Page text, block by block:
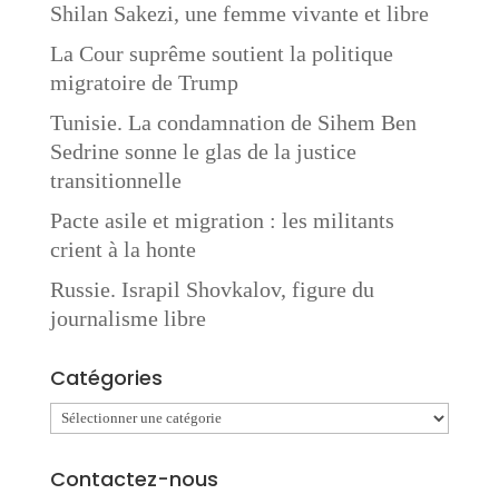
Shilan Sakezi, une femme vivante et libre
La Cour suprême soutient la politique
migratoire de Trump
Tunisie. La condamnation de Sihem Ben
Sedrine sonne le glas de la justice
transitionnelle
Pacte asile et migration : les militants
crient à la honte
Russie. Israpil Shovkalov, figure du
journalisme libre
Catégories
Catégories
Contactez-nous